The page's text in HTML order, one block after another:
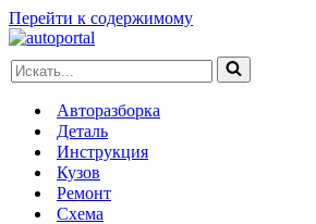
Перейти к содержимому
Искать...
Авторазборка
Деталь
Инструкция
Кузов
Ремонт
Схема